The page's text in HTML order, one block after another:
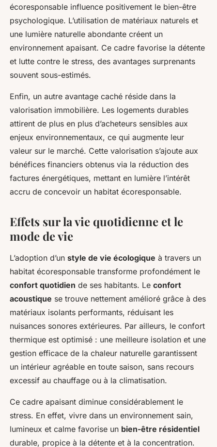
écoresponsable influence positivement le bien-être
psychologique. L’utilisation de matériaux naturels et
une lumière naturelle abondante créent un
environnement apaisant. Ce cadre favorise la détente
et lutte contre le stress, des avantages surprenants
souvent sous-estimés.
Enfin, un autre avantage caché réside dans la
valorisation immobilière. Les logements durables
attirent de plus en plus d’acheteurs sensibles aux
enjeux environnementaux, ce qui augmente leur
valeur sur le marché. Cette valorisation s’ajoute aux
bénéfices financiers obtenus via la réduction des
factures énergétiques, mettant en lumière l’intérêt
accru de concevoir un habitat écoresponsable.
Effets sur la vie quotidienne et le
mode de vie
L’adoption d’un style de vie écologique à travers un
habitat écoresponsable transforme profondément le
confort quotidien de ses habitants. Le confort
acoustique se trouve nettement amélioré grâce à des
matériaux isolants performants, réduisant les
nuisances sonores extérieures. Par ailleurs, le confort
thermique est optimisé : une meilleure isolation et une
gestion efficace de la chaleur naturelle garantissent
un intérieur agréable en toute saison, sans recours
excessif au chauffage ou à la climatisation.
Ce cadre apaisant diminue considérablement le
stress. En effet, vivre dans un environnement sain,
lumineux et calme favorise un bien-être résidentiel
durable, propice à la détente et à la concentration.